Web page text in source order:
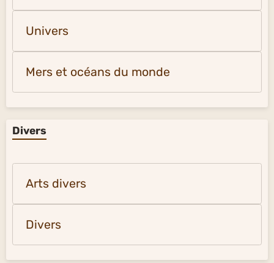
Univers
Mers et océans du monde
Divers
Arts divers
Divers